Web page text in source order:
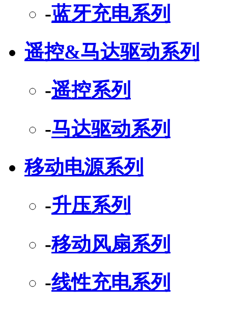
-蓝牙充电系列
遥控&马达驱动系列
-遥控系列
-马达驱动系列
移动电源系列
-升压系列
-移动风扇系列
-线性充电系列